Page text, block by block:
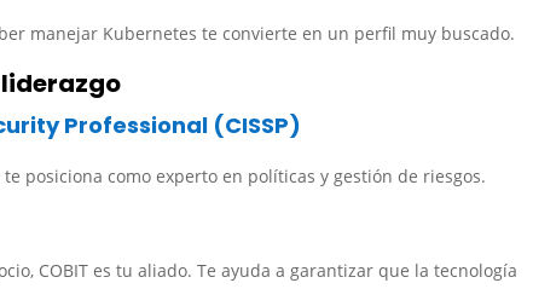
manejar Kubernetes te convierte en un perfil muy buscado.
Professional (CISSP)
posiciona como experto en políticas y gestión de riesgos.
COBIT es tu aliado. Te ayuda a garantizar que la tecnología